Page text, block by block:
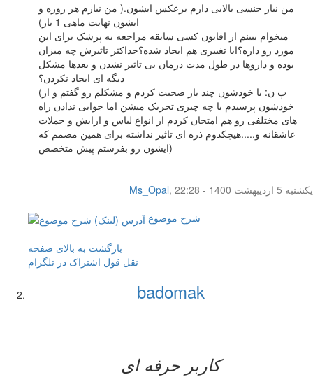
من نیاز جنسی بالایی دارم برعکس ایشون.( من نیازم هر روزه و
ایشون نهایت ماهی 1 بار)
میخوام ببینم از اقایون کسی سابقه مراجعه به پزشک برای این
مورد رو داره؟ایا تغییری هم ایجاد شده؟حداکثر تاثیرش چه میزان
بوده و داروها در طول مدت درمان بی تاثیر نشدن و بعدها مشکل
دیگه ای ایجاد نکردن؟
(پ ن: با خودشون چند بار صحبت کردم و مشکلم رو گفتم و از
خودشون پرسیدم با چه چیزی تحریک میشن اما جوابی ندادن راه
های مختلفی رو هم امتحان کردم از انواع لباس و ارایش و جملات
عاشقانه و.....هیچکدوم ذره ای تاثیر نداشته برای همین مصمم که
ایشون رو بفرستم پیش متخصص)
Ms_Opal,
یکشنبه 5 اردیبهشت 1400 - 22:28
شرح موضوع
بازگشت به بالای صفحه
نقل قول اشتراک در تلگرام
badomak
کاربر حرفه ای